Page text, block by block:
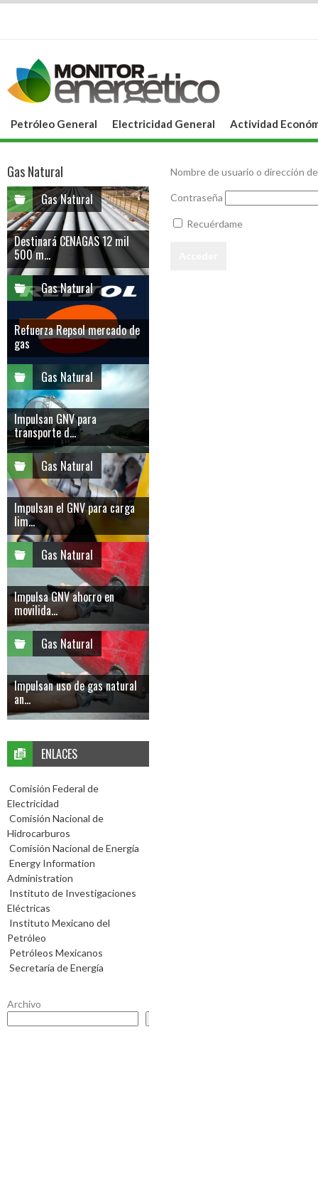
Petróleo General Electricidad General Actividad
Nombre de usuario o dirección
Contraseña
Recuérdame
Gas Natural
Gas Natural
Destinará CENAGAS 12 mil
500 m...
Gas Natural
Refuerza Repsol mercado de
gas
Gas Natural
Impulsan GNV para
transporte d...
Gas Natural
Impulsan el GNV para carga
lim...
Gas Natural
Impulsa GNV ahorro en
movilida...
Gas Natural
Impulsan uso de gas natural
an...
ENLACES
Comisión Federal de
Electricidad
Comisión Nacional de
Hidrocarburos
Comisión Nacional de Energía
Energy Information
Administration
Instituto de Investigaciones
Eléctricas
Instituto Mexicano del
Petróleo
Petróleos Mexicanos
Secretaría de Energía
Archivo